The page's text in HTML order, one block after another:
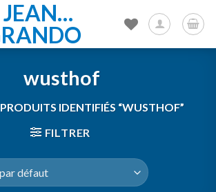
wusthof
PRODUITS IDENTIFIÉS “WUSTHOF”
FILTRER